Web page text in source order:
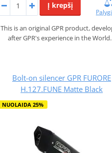
Į krepšį
This is an original GPR product,
after GPR's experience in the
Bolt-on silencer GPR FURORE
H.127.FUNE Matte Black
NUOLAIDA 25%